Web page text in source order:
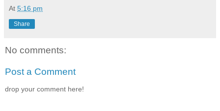
At 5:16 pm
Share
No comments:
Post a Comment
drop your comment here!